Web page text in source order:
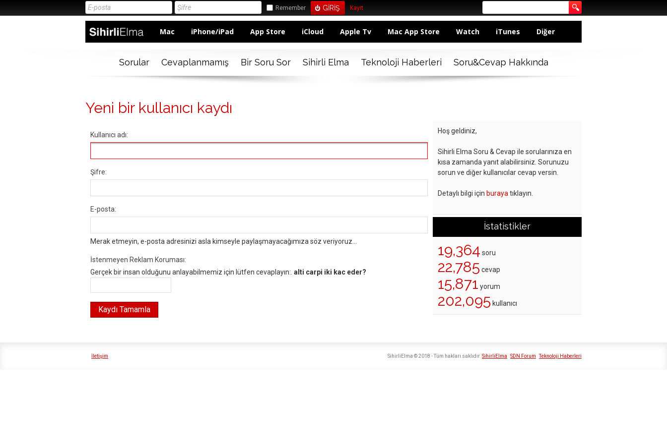
Remember Kayıt
Mac iPhone/iPad App Store iCloud Apple Tv Mac App Store Watch iTunes Diğer
Sorular Cevaplanmamış Bir Soru Sor Sihirli Elma Teknoloji Haberleri Soru&Cevap Hakkında
Yeni bir kullanıcı kaydı
Kullanıcı adı:
Şifre:
E-posta:
Merak etmeyin, e-posta adresinizi asla kimseyle paylaşmayacağımıza söz veriyoruz...
İstenmeyen Reklam Koruması:
Gerçek bir insan olduğunu anlayabilmemiz için lütfen cevaplayın:. alti carpi iki kac eder?
Hoş geldiniz,
Sihirli Elma Soru & Cevap ile sorularınıza en
kısa zamanda yanıt alabilirsiniz. Sorunuzu
sorun ve diğer kullanıcılar cevap versin.
Detaylı bilgi için buraya tıklayın.
İstatistikler
19,364 soru
22,785 cevap
15,871 yorum
202,095 kullanıcı
İletişim SihirliElma SDN Forum Teknoloji Haberleri
SihirliElma © 2018 - Tüm hakları saklıdır